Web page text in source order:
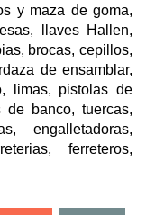
y maza de goma,
llaves Hallen,
brocas, cepillos,
de ensamblar,
limas, pistolas de
de banco, tuercas,
engalletadoras,
ferreteros,